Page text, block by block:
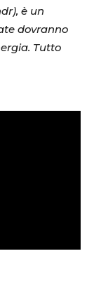
è un
dovranno
Tutto